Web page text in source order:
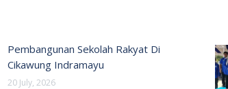
Pembangunan Sekolah Rakyat Di
Cikawung Indramayu
20 July, 2026